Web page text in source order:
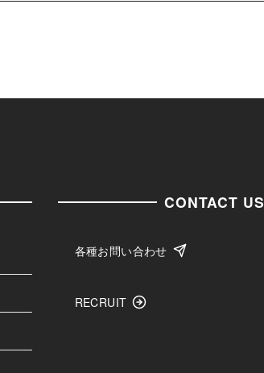
CONTACT US
各種お問い合わせ
RECRUIT